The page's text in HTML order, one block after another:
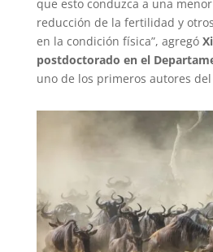
que esto conduzca a una
reducción de la fertilidad y
en la condición física”, agregó
postdoctorado en el
uno de los primeros autores